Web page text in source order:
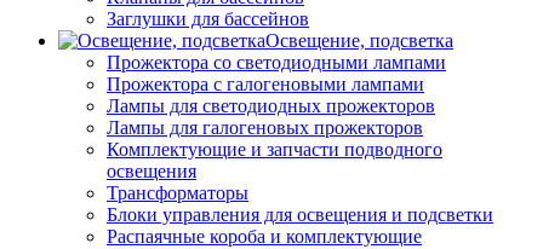
Заглушки для бассейнов
Освещение, подсветка
Прожектора со светодиодными лампами
Прожектора с галогеновыми лампами
Лампы для светодиодных прожекторов
Лампы для галогеновых прожекторов
Комплектующие и запчасти подводного
освещения
Трансформаторы
Блоки управления для освещения и подсветки
Распаячные короба и комплектующие